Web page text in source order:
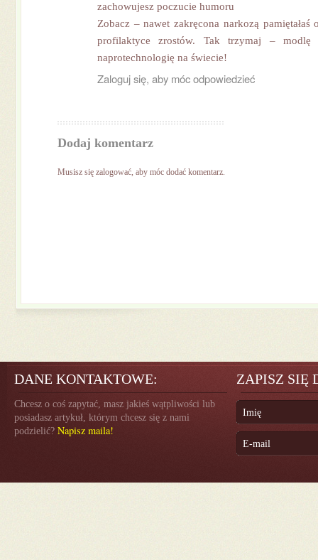
zachowujesz poczucie humoru
Zobacz – nawet zakręcona narkozą
profilaktyce zrostów. Tak trzymaj –
naprotechnologię na świecie!
Zaloguj się, aby móc odpowiedzieć
Dodaj komentarz
Musisz się zalogować, aby móc dodać komentarz.
DANE KONTAKTOWE:
Chcesz o coś zapytać, masz jakieś wątpliwości lub
posiadasz artykuł, którym chcesz się z nami
podzielić? Napisz maila!
ZAPISZ SIĘ